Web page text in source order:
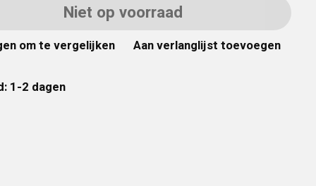
Niet op voorraad
om te vergelijken Aan verlanglijst toevoegen
1-2 dagen